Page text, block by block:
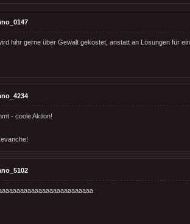
hihr gerne über Gewalt gekostet, anstatt an Lösungen für
- coole Aktion!